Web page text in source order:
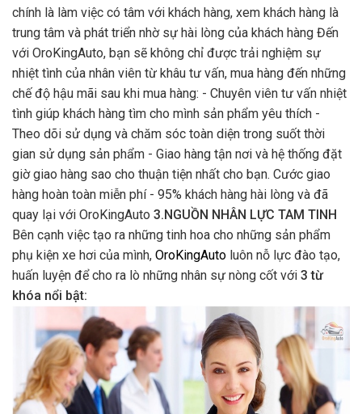
chính là làm việc có tâm với khách hàng, xem khách hàng là
trung tâm và phát triển nhờ sự hài lòng của khách hàng Đến
với OroKingAuto, bạn sẽ không chỉ được trải nghiệm sự
nhiệt tình của nhân viên từ khâu tư vấn, mua hàng đến những
chế độ hậu mãi sau khi mua hàng: - Chuyên viên tư vấn nhiệt
tình giúp khách hàng tìm cho mình sản phẩm yêu thích -
Theo dõi sử dụng và chăm sóc toàn diện trong suốt thời
gian sử dụng sản phẩm - Giao hàng tận nơi và hệ thống đặt
giờ giao hàng sao cho thuận tiện nhất cho bạn. Cước giao
hàng hoàn toàn miễn phí - 95% khách hàng hài lòng và đã
quay lại với OroKingAuto 3.NGUỒN NHÂN LỰC TAM TINH
Bên cạnh việc tạo ra những tinh hoa cho những sản phẩm
phụ kiện xe hơi của mình, OroKingAuto luôn nỗ lực đào tạo,
huấn luyện để cho ra lò những nhân sự nòng cốt với 3 từ
khóa nổi bật: